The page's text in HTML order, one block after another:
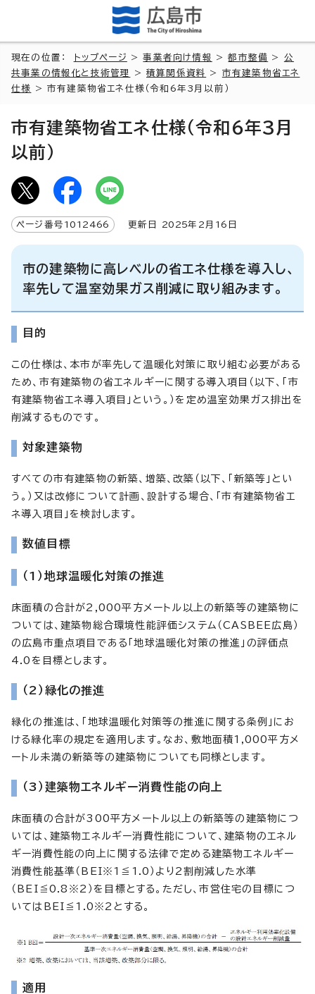
現在の位置： トップページ >事業者向け情報 >都市整備 > 公
共事業の情報化と技術管理
>積算関係資料 > 市有建築物省エネ
仕様
> 市有建築物省エネ仕様（令和6年3月以前）
市有建築物省エネ仕様（令和6年3月
以前）
ページ番号 1012466 更新日 2025年2月 16 日
市の建築物に高レベルの省エネ仕様を導入し、
率先して温室効果ガス削減に取り組みます。
目的
この仕様は、本市が率先して温暖化対策に取り組む必要がある
ため、市有建築物の省エネルギーに関する導入項目（以下、「市
有建築物省エネ導入項目」という。）を定め温室効果ガス排出を
削減するものです。
対象建築物
すべての市有建築物の新築、増築、改築（以下、「新築等」とい
う。）又は改修について計画、設計する場合、「市有建築物省エ
ネ導入項目」を検討します。
数値目標
（1）地球温暖化対策の推進
床面積の合計が2,000平方メートル以上の新築等の建築物に
ついては、建築物総合環境性能評価システム（CASBEE広島）
の広島市重点項目である「地球温暖化対策の推進」の評価点
4.0を目標とします。
（2）緑化の推進
緑化の推進は、「地球温暖化対策等の推進に関する条例」にお
ける緑化率の規定を適用します。なお、敷地面積1,000平方メ
ートル未満の新築等の建築物についても同様とします。
（3）建築物エネルギー消費性能の向上
床面積の合計が300平方メートル以上の新築等の建築物につ
いては、建築物エネルギー消費性能について、建築物のエネル
ギー消費性能の向上に関する法律で定める建築物エネルギー
消費性能基準（BEI※1≦1.0）より2割削減した水準
（BEI≦0.8※2）を目標とする。ただし、市営住宅の目標につ
いてはBEI≦1.0※2とする。
適用